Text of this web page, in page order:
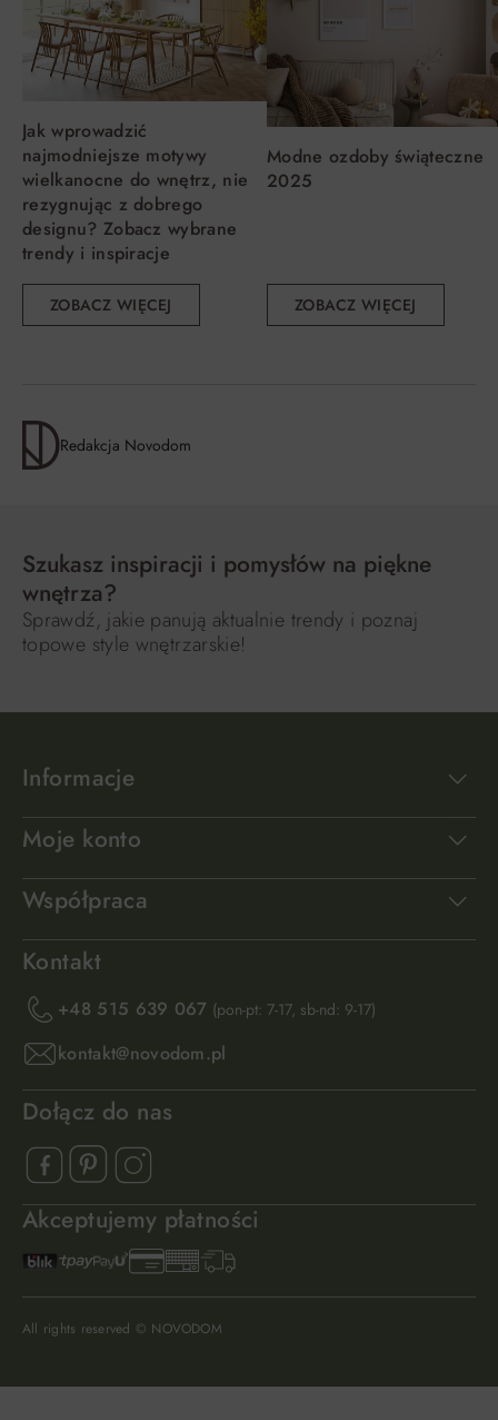
Jak wprowadzić
najmodniejsze motywy
wielkanocne do wnętrz, nie
rezygnując z dobrego
designu? Zobacz wybrane
trendy i inspiracje
ZOBACZ WIĘCEJ
Modne ozdoby świąteczne
2025
ZOBACZ WIĘCEJ
Redakcja Novodom
Szukasz inspiracji i pomysłów na piękne
wnętrza?
Sprawdź, jakie panują aktualnie trendy i poznaj
topowe style wnętrzarskie!
Informacje
Moje konto
Współpraca
Kontakt
+48 515 639 067 (pon-pt: 7-17, sb-nd: 9-17)
kontakt@novodom.pl
Dołącz do nas
Akceptujemy płatności
All rights reserved © NOVODOM